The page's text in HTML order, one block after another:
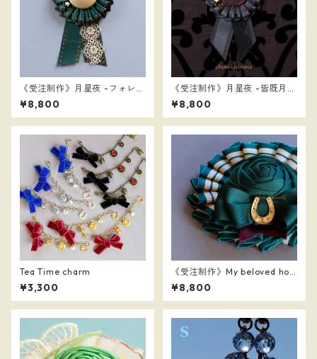
《受注制作》月星夜 -フォレス
トナイト-
¥8,800
《受注制作》月星夜 -皆既月
蝕- ver.2
¥8,800
Tea Time charm
¥3,300
《受注制作》My beloved hor
se
¥8,800